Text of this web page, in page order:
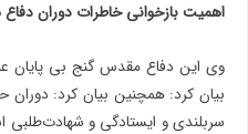
اهمیت بازخوانی خاطرات دوران
وی این دفاع مقدس گنج بی پایان
بیان کرد: همچنین بیان کرد:
سربلندی و ایستادگی و شهادت‌طلبی